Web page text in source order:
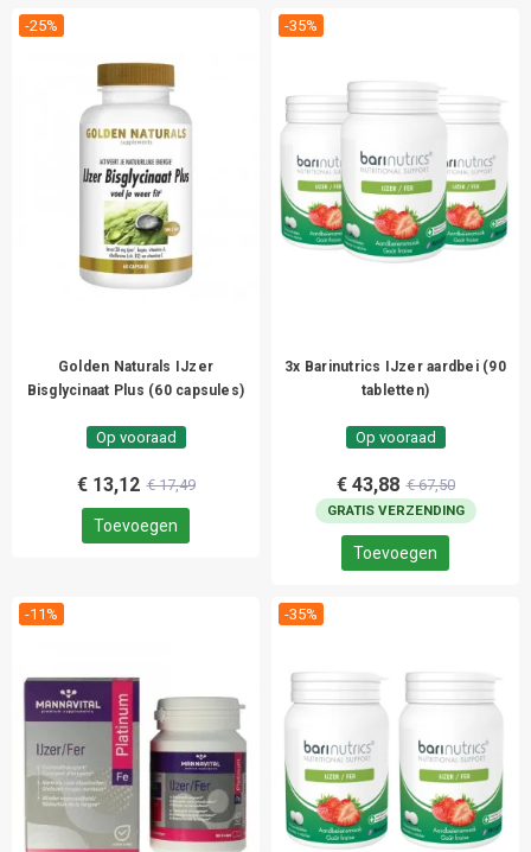
-25%
Golden Naturals IJzer
Bisglycinaat Plus (60 capsules)
Op vooraad
€ 13,12 € 17,49
Toevoegen
-35%
3x Barinutrics IJzer aardbei (90
tabletten)
Op vooraad
€ 43,88 € 67,50
GRATIS VERZENDING
Toevoegen
-11% -35%